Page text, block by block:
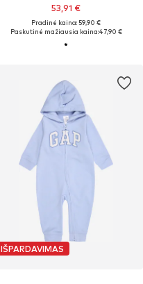
53,91 €
Pradinė kaina: 59,90 €
Paskutinė mažiausia kaina:47,90 €
IŠPARDAVIMAS